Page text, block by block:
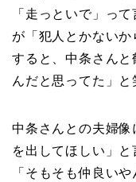
「走っといで」っ
が「犯人とかない
すると、中条さん
んだと思ってた」と
中条さんとの夫婦
を出してほしい」
「そもそも仲良い